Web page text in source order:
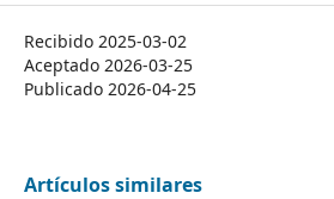
Recibido 2025-03-02
Aceptado 2026-03-25
Publicado 2026-04-25
Artículos similares